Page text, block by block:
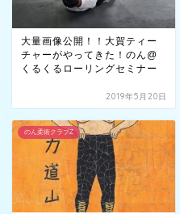
大量画像公開！！大賀ティー
チャーがやってきた！のん@
くるくるローリングセミナー
2019年5月20日
のん柔術クラブZ